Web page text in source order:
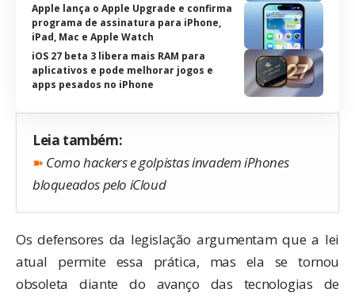
Apple lança o Apple Upgrade e confirma
programa de assinatura para iPhone,
iPad, Mac e Apple Watch
iOS 27 beta 3 libera mais RAM para
aplicativos e pode melhorar jogos e
apps pesados no iPhone
Leia também:
➽ Como hackers e golpistas invadem iPhones
bloqueados pelo iCloud
Os defensores da legislação argumentam que a lei
atual permite essa prática, mas ela se tornou
obsoleta diante do avanço das tecnologias de